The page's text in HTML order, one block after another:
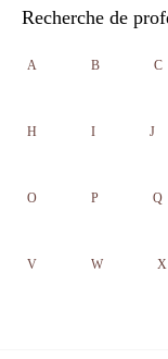
Recherche de
A B C
H I J
O P Q
V W X